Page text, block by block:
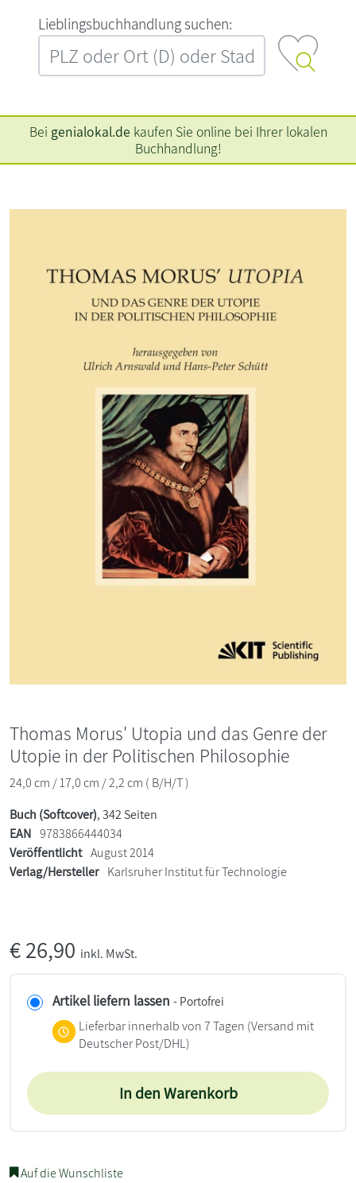
L‍i‍e‍b‍l‍i‍n‍g‍s‍b‍u‍c‍h‍h‍a‍n‍d‍l‍u‍n‍g‍ ‍s‍u‍c‍h‍e‍n‍:‍
Bei genialokal.de kaufen Sie online bei Ihrer lokalen
Buchhandlung!
Thomas Morus' Utopia und das Genre der
Utopie in der Politischen Philosophie
24,0 cm / 17,0 cm / 2,2 cm ( B/H/T )
Buch (Softcover), 342 Seiten
EAN 9783866444034
Veröffentlicht August 2014
Verlag/Hersteller Karlsruher Institut für Technologie
€26,90 inkl. MwSt.
Artikel liefern lassen - Portofrei
Lieferbar innerhalb von 7 Tagen (Versand mit
Deutscher Post/DHL)
In den Warenkorb
Auf die Wunschliste